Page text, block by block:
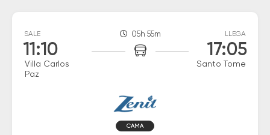
SALE
11:10
Villa Carlos
Paz
05h 55m LLEGA
17:05
Santo Tome
CAMA